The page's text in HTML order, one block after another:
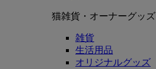
猫雑貨・オーナーグッズ
雑貨
生活用品
オリジナルグッズ